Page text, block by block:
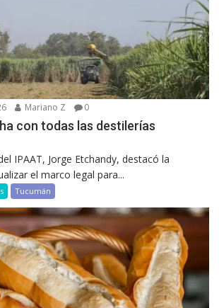
Mariano Z 0
con todas las destilerías
IPAAT, Jorge Etchandy, destacó la
el marco legal para...
Tucumán